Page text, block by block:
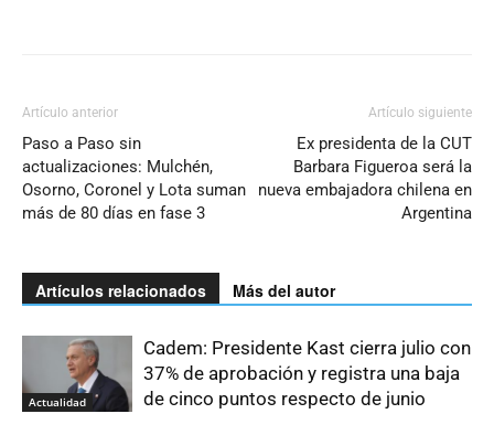
Artículo anterior
Paso a Paso sin
actualizaciones: Mulchén,
Osorno, Coronel y Lota suman
más de 80 días en fase 3
Artículo siguiente
Ex presidenta de la CUT
Barbara Figueroa será la
nueva embajadora chilena en
Argentina
Artículos relacionados Más del autor
Actualidad
Cadem: Presidente Kast cierra julio con
37% de aprobación y registra una baja
de cinco puntos respecto de junio